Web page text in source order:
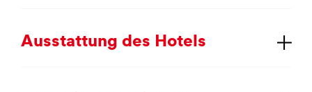
Aus­stat­tung des Ho­tels